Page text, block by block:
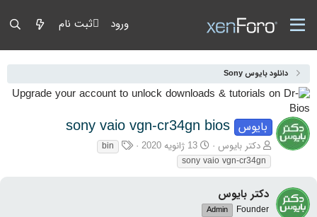
ورود ثبت نام
دانلود بایوس Sony
بایوس sony vaio vgn-cr34gn bios
آغازگر گفتمان
دکتر بایوس تاریخ شروع
13 ژانویه 2020 برچسب‌ها
bin
sony vaio vgn-cr34gn
دکتر بایوس
Founder
Admin